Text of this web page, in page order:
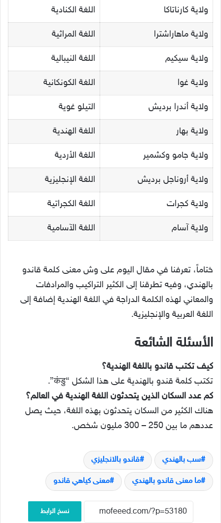
ولاية كارناتاكا اللغة الكنادية
ولاية ماهاراشترا اللغة المراثية
ولاية سيكيم اللغة النيبالية
ولاية غوا اللغة الكونكانية
ولاية أندرا برديش التيلو غوية
ولاية بهار اللغة الهندية
ولاية جامو وكشمير اللغة الأردية
ولاية أروناجل برديش اللغة الإنجليزية
ولاية كجرات اللغة الكجراتية
ولاية آسام اللغة الآسامية
ختاماً، تعرفنا في مقال اليوم على وش معنى كلمة قاندو
بالهندي، وفيه تطرقنا إلى الكثير التراكيب والمرادفات
والمعاني لهذه الكلمة الدراجة في اللغة الهندية إضافة إلى
اللغة العربية والإنجليزية.
الأسئلة الشائعة
كيف تكتب قاندو باللغة الهندية؟
تكتب كلمة قندو بالهندية على هذا الشكل “कंडु”.
كم عدد السكان الذين يتحدثون اللغة الهندية في العالم؟
هناك الكثير من السكان يتحدثون بهذه اللغة، حيث يصل
عددهم ما بين 250 – 300 مليون شخص.
سب بالهندي قاندو بالانجليزي
ما معنى قاندو بالهندي معنى كياهي قاندو
نسخ الرابط